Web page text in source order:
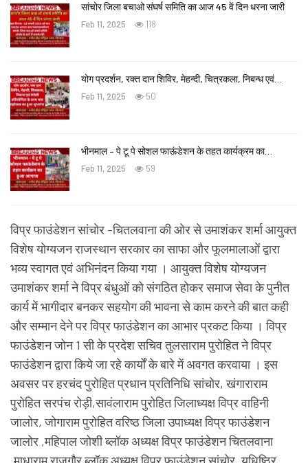
सांचोर जिला बचाओ संघर्ष समिति का आज 45 वें दिन धरना जारी
Feb 11, 2025 118
योग प्रदर्शन, रक्त दान शिविर, मेहन्दी, चित्रकला, निबन्ध एवं…
Feb 11, 2025 50
भीनमाल – पे टू पे सोशल फाऊंडेशन के तहत कार्यक्रम का…
Feb 11, 2025 59
विप्र फाउंडेशन सांचोर -चितलवाना की ओर से उमाशंकर शर्मा आयुक्त
विशेष योग्यजन राजस्थान सरकार का साफा और फूलमालाओं द्वारा
भव्य स्वागत एवं अभिनंदन किया गया । आयुक्त विशेष योग्यजन
उमाशंकर शर्मा ने विप्र बंधुओं को संगठित होकर समाज सेवा के पुनीत
कार्य में भागीदार बनकर सहयोग की भावना से काम करने की बात कही
और सम्मान देने पर विप्र फाउंडेशन का आभार प्रकट किया । विप्र
फाउंडेशन जोन 1 सी के प्रदेश सचिव तुलसाराम पुरोहित ने विप्र
फाउंडेशन द्वारा किये जा रहे कार्यों के बारे में अवगत करवाया । इस
अवसर पर हरचंद पुरोहित प्रधान प्रतिनिधि सांचोर, खंगाराराम
पुरोहित सरपंच रोड़ी,सावंलाराम पुरोहित जिलाध्यक्ष विप्र वाहिनी
जालोर, जोगाराम पुरोहित वरिष्ठ जिला उपाध्यक्ष विप्र फाउंडेशन
जालोर ,महिपाल जोशी ब्लॉक अध्यक्ष विप्र फाउंडेशन चितलवाना